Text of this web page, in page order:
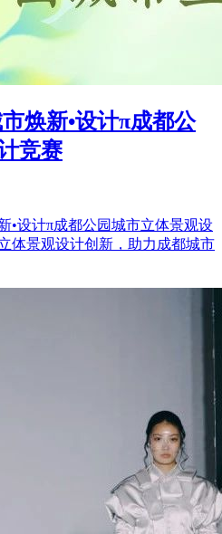
焕新•设计π成都公
竞赛
•设计π成都公园城市立体景观设
体景观设计创新，助力成都城市